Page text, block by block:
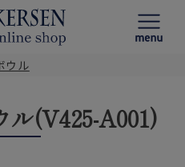
ウル
ル(V425-A001)